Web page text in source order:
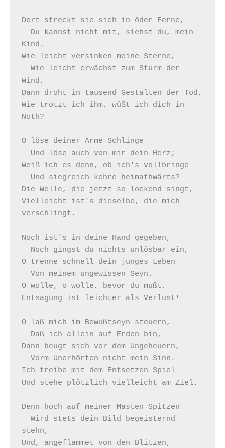
Dort streckt sie sich in öder Ferne,
Kind.
Wie leicht versinken meine Sterne,
  Wie leicht erwächst zum Sturm der
Wind,
Dann droht in tausend Gestalten der Tod,
Wie trotzt ich ihm, wüßt ich dich in
Noth?
O löse deiner Arme Schlinge
Weiß ich es denn, ob ich's vollbringe
Die Welle, die jetzt so lockend singt,
Vielleicht ist's dieselbe, die mich
verschlingt.
Noch ist's in deine Hand gegeben,
O trenne schnell dein junges Leben
  Von meinem ungewissen Seyn.
O wolle, o wolle, bevor du mußt,
Entsagung ist leichter als Verlust!
O laß mich im Bewußtseyn steuern,
Dann beugt sich vor dem Ungeheuern,
  Vorm Unerhörten nicht mein Sinn.
Ich treibe mit dem Entsetzen Spiel
Und stehe plötzlich vielleicht am Ziel.
Denn hoch auf meiner Masten Spitzen
  Wird stets dein Bild begeisternd
stehn,
Und, angeflammet von den Blitzen,